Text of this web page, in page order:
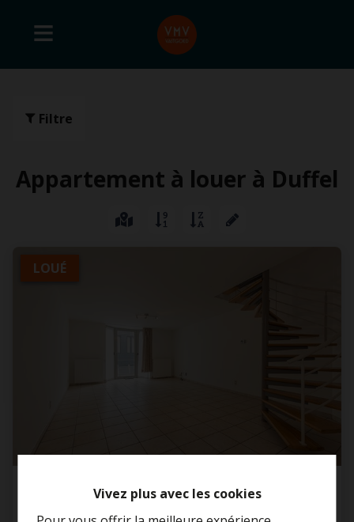
Vivez plus avec les cookies
Filtre
Appartement à louer à Duffel
LOUÉ
Appartement